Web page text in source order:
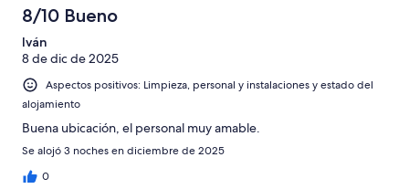
8/10 Bueno
Iván
8 de dic de 2025
Aspectos positivos: Limpieza, personal y instalaciones y estado del
alojamiento
Buena ubicación, el personal muy amable.
Se alojó 3 noches en diciembre de 2025
0